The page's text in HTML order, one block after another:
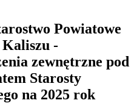
Powiatowe
-
zewnętrzne pod
Starosty
na 2025 rok